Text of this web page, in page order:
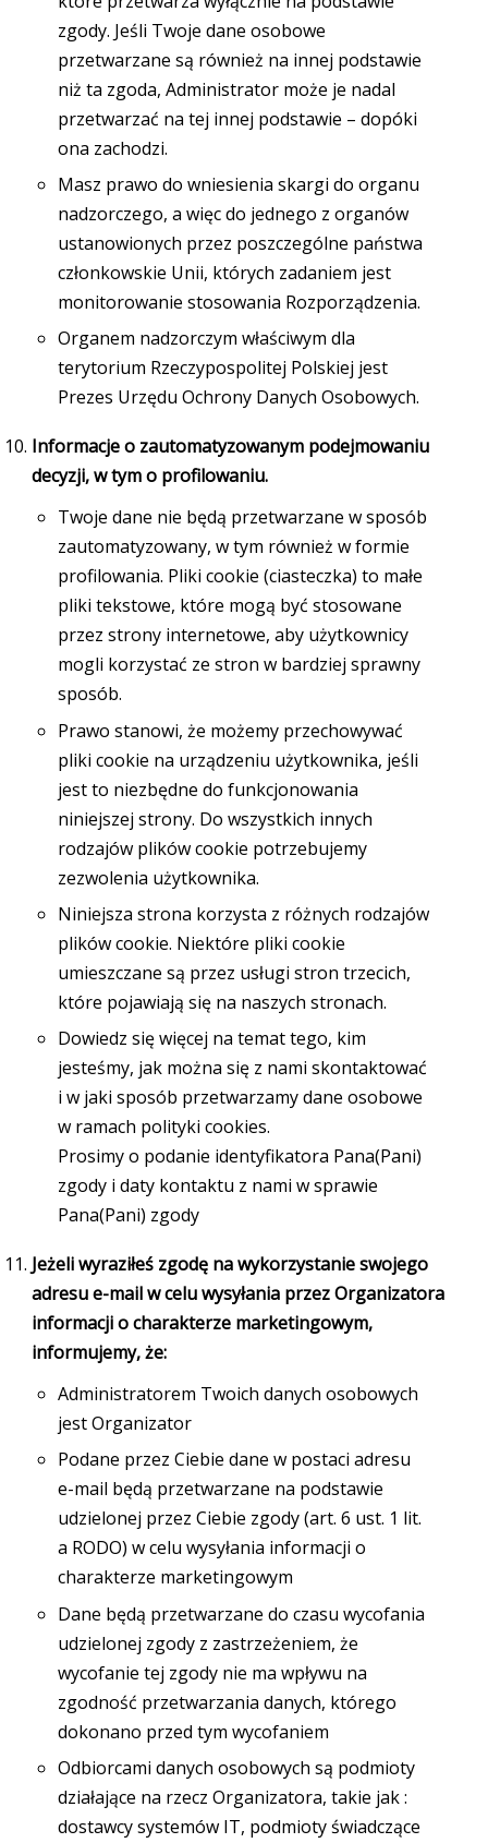
zgody. Jeśli Twoje dane osobowe
przetwarzane są również na innej podstawie
niż ta zgoda, Administrator może je nadal
przetwarzać na tej innej podstawie – dopóki
ona zachodzi.
Masz prawo do wniesienia skargi do organu
nadzorczego, a więc do jednego z organów
ustanowionych przez poszczególne państwa
członkowskie Unii, których zadaniem jest
monitorowanie stosowania Rozporządzenia.
Organem nadzorczym właściwym dla
terytorium Rzeczypospolitej Polskiej jest
Prezes Urzędu Ochrony Danych Osobowych.
Informacje o zautomatyzowanym podejmowaniu
decyzji, w tym o profilowaniu.
Twoje dane nie będą przetwarzane w sposób
zautomatyzowany, w tym również w formie
profilowania. Pliki cookie (ciasteczka) to małe
pliki tekstowe, które mogą być stosowane
przez strony internetowe, aby użytkownicy
mogli korzystać ze stron w bardziej sprawny
sposób.
Prawo stanowi, że możemy przechowywać
pliki cookie na urządzeniu użytkownika, jeśli
jest to niezbędne do funkcjonowania
niniejszej strony. Do wszystkich innych
rodzajów plików cookie potrzebujemy
zezwolenia użytkownika.
Niniejsza strona korzysta z różnych rodzajów
plików cookie. Niektóre pliki cookie
umieszczane są przez usługi stron trzecich,
które pojawiają się na naszych stronach.
Dowiedz się więcej na temat tego, kim
jesteśmy, jak można się z nami skontaktować
i w jaki sposób przetwarzamy dane osobowe
w ramach polityki cookies.
Prosimy o podanie identyfikatora Pana(Pani)
zgody i daty kontaktu z nami w sprawie
Pana(Pani) zgody
Jeżeli wyraziłeś zgodę na wykorzystanie swojego
adresu e-mail w celu wysyłania przez Organizatora
informacji o charakterze marketingowym,
informujemy, że:
Administratorem Twoich danych osobowych
jest Organizator
Podane przez Ciebie dane w postaci adresu
e-mail będą przetwarzane na podstawie
udzielonej przez Ciebie zgody (art. 6 ust. 1 lit.
a RODO) w celu wysyłania informacji o
charakterze marketingowym
Dane będą przetwarzane do czasu wycofania
udzielonej zgody z zastrzeżeniem, że
wycofanie tej zgody nie ma wpływu na
zgodność przetwarzania danych, którego
dokonano przed tym wycofaniem
Odbiorcami danych osobowych są podmioty
działające na rzecz Organizatora, takie jak :
dostawcy systemów IT, podmioty świadczące